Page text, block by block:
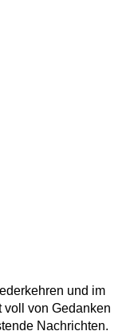
und im
voll von Gedanken
Nachrichten.